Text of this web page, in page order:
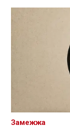
Замежжа